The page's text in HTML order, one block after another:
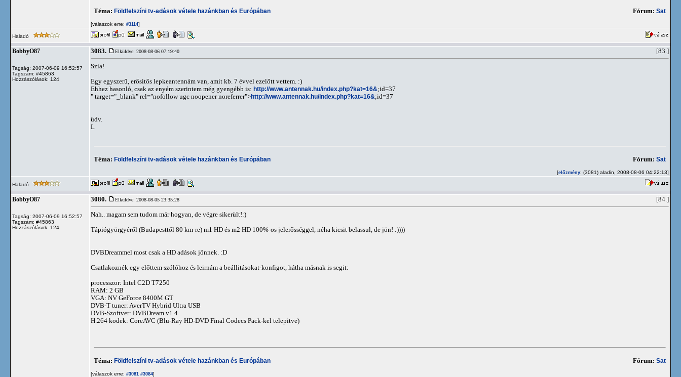
Téma: Földfelszíni tv-adások vétele hazánkban és Európában Fórum: Sat
[válaszok erre: #3114]
Haladó
BobbyO87
Tagság: 2007-06-09 16:52:57
Tagszám: #45863
Hozzászólások: 124
3083. Elküldve: 2008-08-06 07:19:40 [83.]
Szia!
Egy egyszerű, erősitős lepkeantennám van, amit kb. 7 évvel ezelőtt vettem. :)
Ehhez hasonló, csak az enyém szerintem még gyengébb is: http://www.antennak.hu/index.php?kat=16&;id=37
" target="_blank" rel="nofollow ugc noopener noreferrer">http://www.antennak.hu/index.php?kat=16&;id=37
üdv.
L
Téma: Földfelszíni tv-adások vétele hazánkban és Európában Fórum: Sat
[előzmény: (3081) aladin, 2008-08-06 04:22:13]
Haladó
BobbyO87
Tagság: 2007-06-09 16:52:57
Tagszám: #45863
Hozzászólások: 124
3080. Elküldve: 2008-08-05 23:35:28 [84.]
Nah.. magam sem tudom már hogyan, de végre sikerült!:)
Tápiógyörgyéről (Budapesttől 80 km-re) m1 HD és m2 HD 100%-os jelerősséggel, néha kicsit belassul, de jön! :))))
DVBDreammel most csak a HD adások jönnek. :D
Csatlakoznék egy előttem szólóhoz és leirnám a beállitásokat-konfigot, hátha másnak is segit:
processzor: Intel C2D T7250
RAM: 2 GB
VGA: NV GeForce 8400M GT
DVB-T tuner: AverTV Hybrid Ultra USB
DVB-Szoftver: DVBDream v1.4
H.264 kodek: CoreAVC (Blu-Ray HD-DVD Final Codecs Pack-kel telepitve)
Téma: Földfelszíni tv-adások vétele hazánkban és Európában Fórum: Sat
[válaszok erre: #3081 #3084]